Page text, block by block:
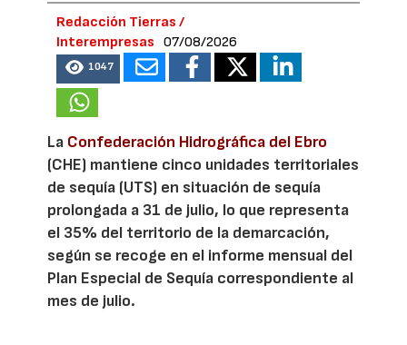
Redacción Tierras /
Interempresas
07/08/2026
1047
La Confederación Hidrográfica del Ebro
(CHE) mantiene cinco unidades territoriales
de sequía (UTS) en situación de sequía
prolongada a 31 de julio, lo que representa
el 35% del territorio de la demarcación,
según se recoge en el informe mensual del
Plan Especial de Sequía correspondiente al
mes de julio.